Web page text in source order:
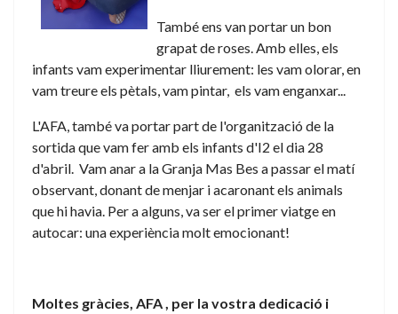
També ens van portar un bon
grapat de roses. Amb elles, els
infants vam experimentar lliurement: les vam olorar, en
vam treure els pètals, vam pintar, els vam enganxar...
L'AFA, també va portar part de l'organització de la
sortida que vam fer amb els infants d'I2 el dia 28
d'abril. Vam anar a la Granja Mas Bes a passar el matí
observant, donant de menjar i acaronant els animals
que hi havia. Per a alguns, va ser el primer viatge en
autocar: una experiència molt emocionant!
Moltes gràcies, AFA , per la vostra dedicació i